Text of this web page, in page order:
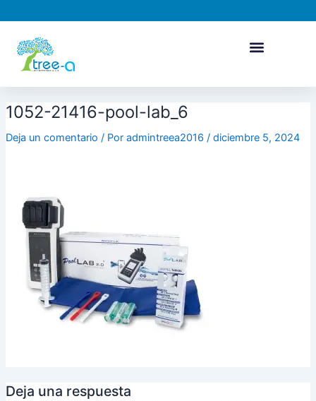
al
contenido
1052-21416-pool-lab_6
Deja un comentario / Por admintreea2016 / diciembre 5, 2024
Deja una respuesta